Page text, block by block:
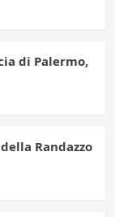
di Palermo,
Randazzo